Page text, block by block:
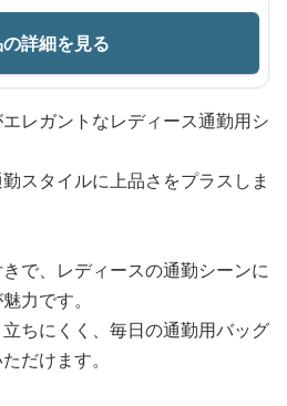
詳細を見る
レガントなレディース通勤用シ
スタイルに上品さをプラスしま
で、レディースの通勤シーンに
力です。
ちにくく、毎日の通勤用バッグ
だけます。